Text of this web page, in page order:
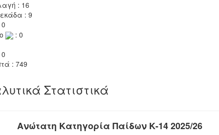
: 16
: 9
: 0
: 749
Στατιστικά
Ανώτατη Κατηγορία Παίδων Κ-14 2025/26